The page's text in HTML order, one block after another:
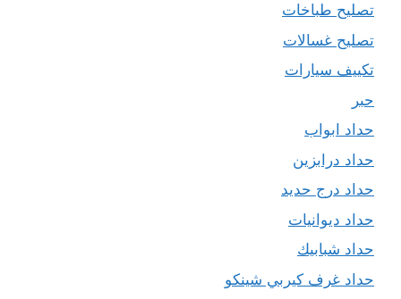
تصليح طباخات
تصليح غسالات
تكييف سيارات
حبر
حداد ابواب
حداد درابزين
حداد درج حديد
حداد ديوانيات
حداد شبابيك
حداد غرف كيربي شينكو